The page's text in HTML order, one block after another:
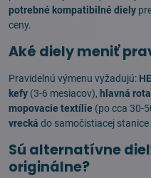
potrebné kompatibilné diely
ceny.
Aké diely meniť
Pravidelnú výmenu vyžadujú:
kefy (3-6 mesiacov), hlavná
mopovacie textílie (po cca 30-
vrecká do samočistiacej
Sú alternatívne
originálne?